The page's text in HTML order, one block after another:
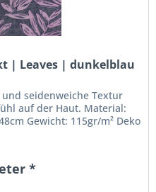
| Leaves | dunkelblau
seidenweiche Textur
auf der Haut. Material:
Gewicht: 115gr/m² Deko
*